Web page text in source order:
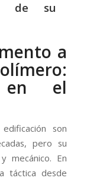
de su
a
en el
son
pero su
mecánico. En
táctica desde